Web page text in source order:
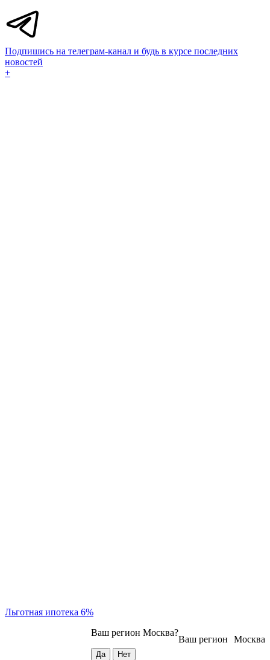
Подпишись на телеграм-канал и будь в курсе последних
новостей
+
Льготная ипотека 6%
Москва
Ваш регион
Ваш регион Москва?